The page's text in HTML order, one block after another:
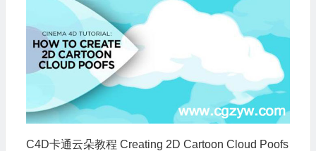
C4D卡通云朵教程 Creating 2D Cartoon Cloud Poofs